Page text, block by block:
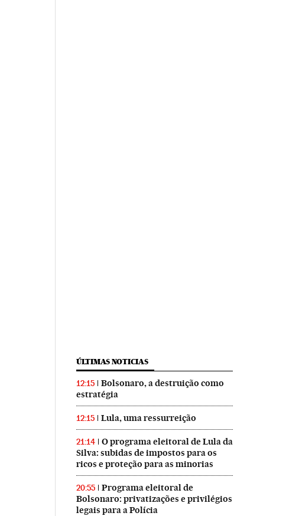
ÚLTIMAS NOTICIAS
12:15
Bolsonaro, a destruição como
estratégia
12:15 Lula, uma ressurreição
21:14
O programa eleitoral de Lula da
Silva: subidas de impostos para os
ricos e proteção para as minorias
20:55
Programa eleitoral de
Bolsonaro: privatizações e privilégios
legais para a Polícia